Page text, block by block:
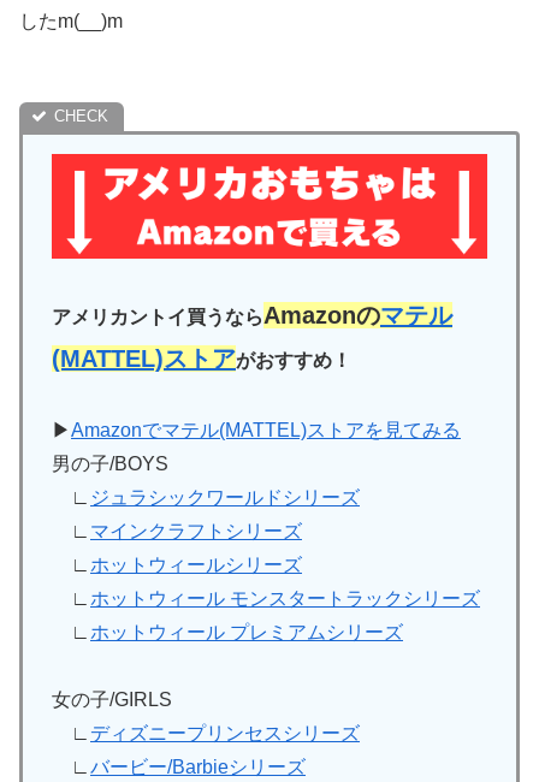
したm(__)m
アメリカントイ買うならAmazonのマテル
(MATTEL)ストアがおすすめ！
▶Amazonでマテル(MATTEL)ストアを見てみる
男の子/BOYS
∟
ジュラシックワールドシリーズ
∟ マインクラフトシリーズ
∟ ホットウィールシリーズ
∟ ホットウィール モンスタートラックシリーズ
∟ ホットウィール プレミアムシリーズ
女の子/GIRLS
∟ ディズニープリンセスシリーズ
∟ バービー/Barbieシリーズ